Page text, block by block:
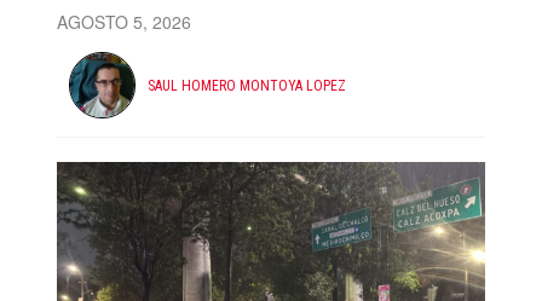
AGOSTO 5, 2026
SAUL HOMERO MONTOYA LOPEZ